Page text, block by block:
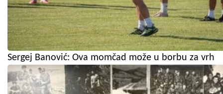
Sergej Banović: Ova momčad može u borbu za vrh